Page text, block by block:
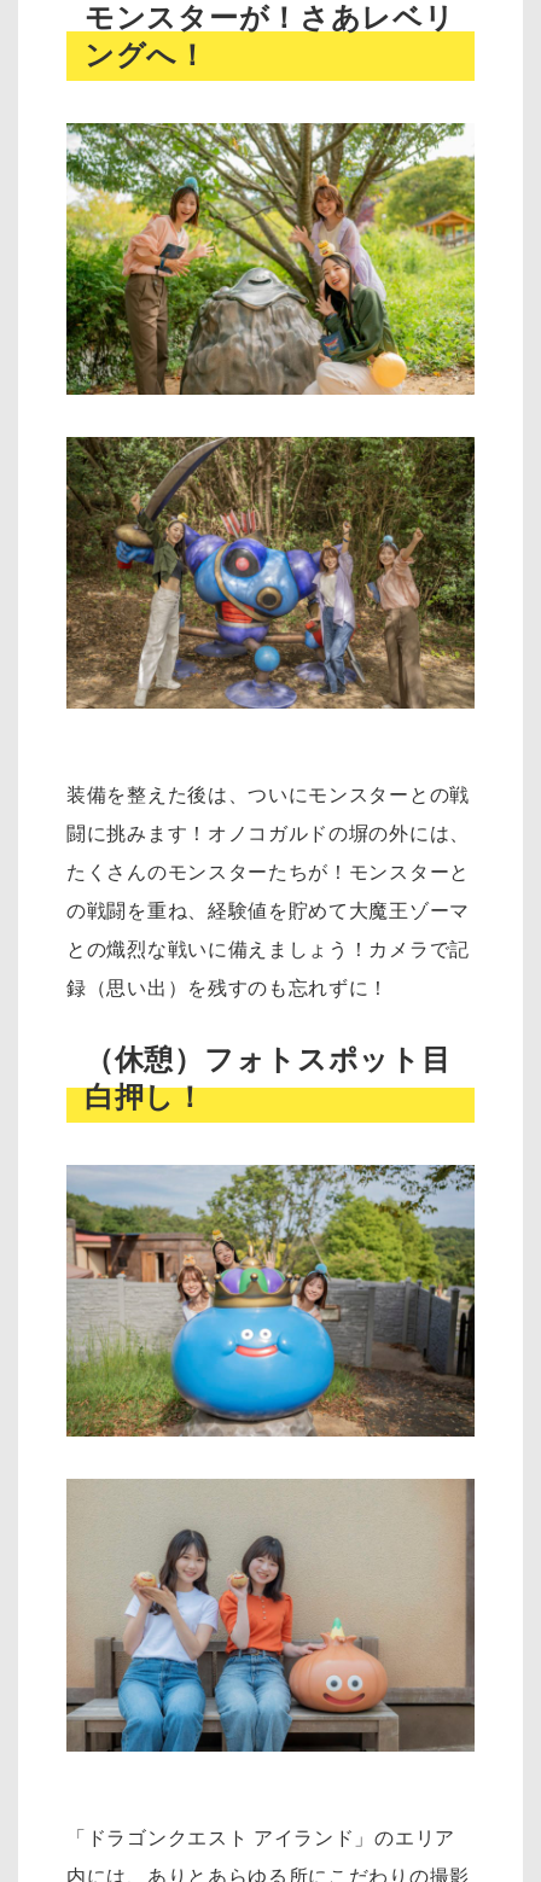
モンスターが！さあレベリ
ングへ！
装備を整えた後は、ついにモンスターとの戦
闘に挑みます！オノコガルドの塀の外には、
たくさんのモンスターたちが！モンスターと
の戦闘を重ね、経験値を貯めて大魔王ゾーマ
との熾烈な戦いに備えましょう！カメラで記
録（思い出）を残すのも忘れずに！
（休憩）フォトスポット目
白押し！
「ドラゴンクエスト アイランド」のエリア
内には、ありとあらゆる所にこだわりの撮影